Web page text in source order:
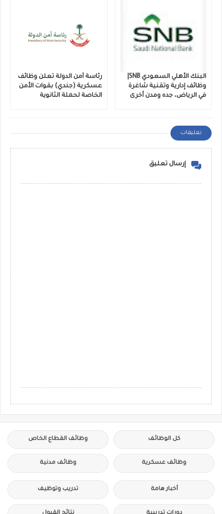
وظائف إدارية وتقنية شاغرة
في الرياض، جده ومدن أخرى
رئاسة أمن الدولة تعلن وظائف
عسكرية (جندي) بقوات الأمن
الخاصة لحملة الثانوية
تعليقات
إرسال تعليق
كل الوظائف وظائف القطاع الخاص
وظائف عسكرية وظائف مدنية
أخبار هامة تدريب وتوظيف